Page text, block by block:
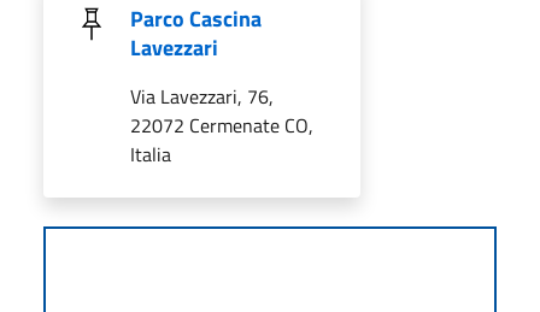
Parco Cascina
Lavezzari
Via Lavezzari, 76,
22072 Cermenate CO,
Italia